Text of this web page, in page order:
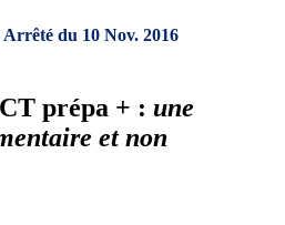
du 10 Nov. 2016
prépa + : une
et non